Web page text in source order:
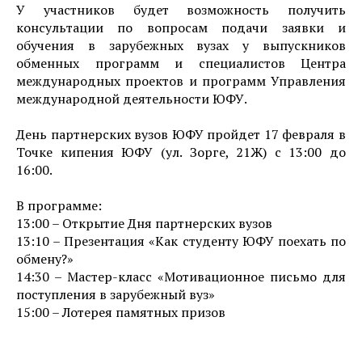
У участников будет возможность получить
консультации по вопросам подачи заявки и
обучения в зарубежных вузах у выпускников
обменных программ и специалистов Центра
международных проектов и программ Управления
международной деятельности ЮФУ.
День партнерских вузов ЮФУ пройдет 17 февраля в
Точке кипения ЮФУ (ул. Зорге, 21Ж) с 13:00 до
16:00.
В программе:
13:00 – Открытие Дня партнерских вузов
13:10 – Презентация «Как студенту ЮФУ поехать по
обмену?»
14:30 – Мастер-класс «Мотивационное письмо для
поступления в зарубежный вуз»
15:00 – Лотерея памятных призов